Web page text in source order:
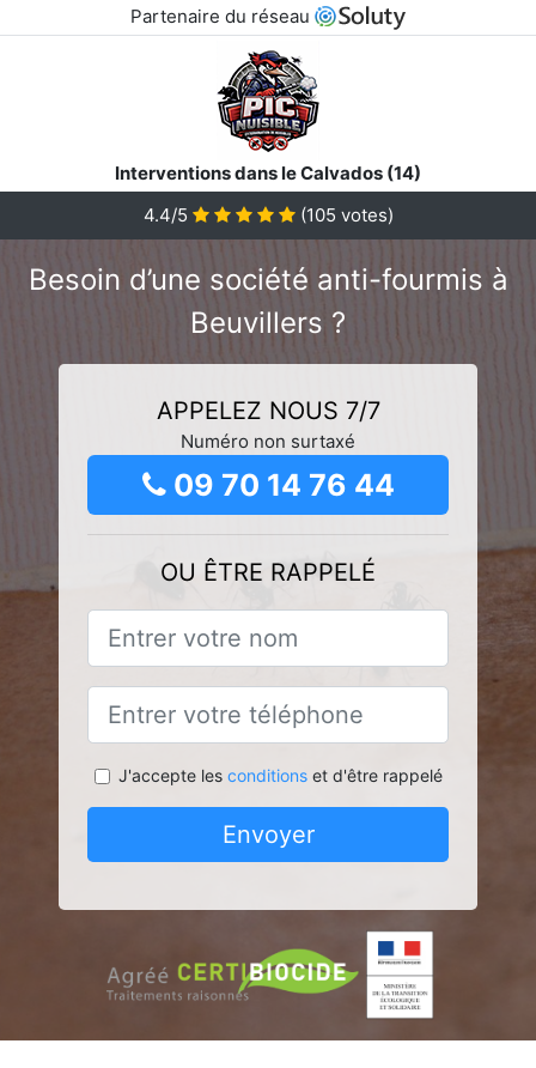
Partenaire du réseau
Interventions dans le Calvados (14)
4.4/5
(105 votes)
Besoin d’une société anti-fourmis à
Beuvillers ?
APPELEZ NOUS 7/7
Numéro non surtaxé
09 70 14 76 44
OU ÊTRE RAPPELÉ
J'accepte les conditionset d'être rappelé
Envoyer